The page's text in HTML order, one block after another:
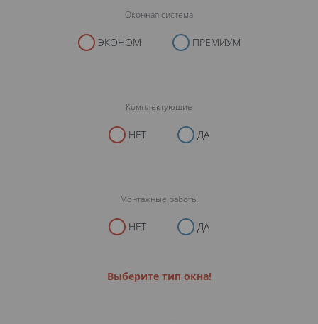
Оконная система
ЭКОНОМ ПРЕМИУМ
Комплектующие
НЕТ ДА
Монтажные работы
НЕТ ДА
Выберите тип окна!